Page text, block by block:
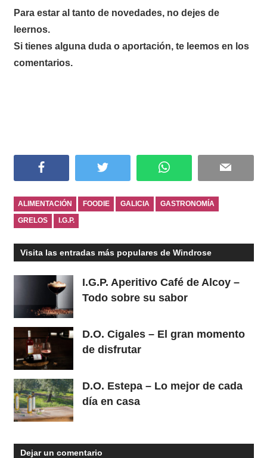
Para estar al tanto de novedades, no dejes de
leernos.
Si tienes alguna duda o aportación, te leemos en los
comentarios.
Twitter WhatsApp Email
ALIMENTACIÓN FOODIE GALICIA GASTRONOMÍA
GRELOS I.G.P.
Visita las entradas más populares de Windrose
I.G.P. Aperitivo Café de Alcoy –
Todo sobre su sabor
D.O. Cigales – El gran momento
de disfrutar
D.O. Estepa – Lo mejor de cada
día en casa
Dejar un comentario